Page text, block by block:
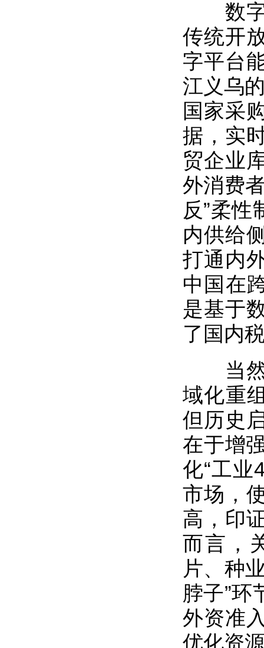
数字
传统开
字平台
江义乌
国家采
据，实
贸企业
外消费
反”柔性
内供给
打通内
中国在
是基于
了国内
当然
域化重
但历史
在于增
化“工业
市场，
高，印
而言，
片、种
脖子”环
外资准
优化资